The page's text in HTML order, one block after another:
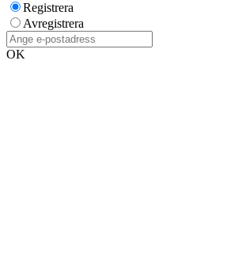
Registrera
Avregistrera
OK